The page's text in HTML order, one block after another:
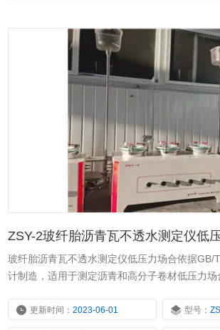
ZSY-2玻纤胎沥青瓦不透水测定仪低
玻纤胎沥青瓦不透水测定仪低压力场合依据GB/
计制造，适用于测定沥青和高分子卷材低压力
与气筒加压，在测试压力不大于60Kpa的情况下
更新时间：2023-06-01 型号：